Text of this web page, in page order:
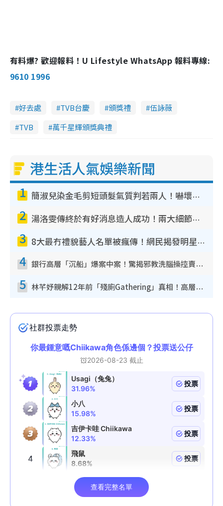
有料爆? 歡迎報料！U Lifestyle WhatsApp 報料專線:
9610 1996
好去處 TVB台慶 頒獎禮
伍詠薇
TVB
萬千星輝頒獎典禮
港生活人氣娛樂新聞
1 簡淑兒染金毛剪短頭髮氣質判若兩人！嚇壞老公麥大力都認唔出：「你做咩事？」
2 湯洛雯傳終於有好消息造人成功！兩大細節曝孕味極濃惹猜測：大肚婆先會咁！
3 8大最冇禮貌藝人名單被瘋傳！網民揭發明星真面目 一致數臭呢位係無品天花板？
4 銀行高層「沉船」爆案中案！驚揭邪教洗腦操控賣淫被吞600萬 幕後黑手講多錯多
5 林芊妤親解12年前「殘廁Gathering」真相！高層解約一句話重創尊嚴至今拒返TVB